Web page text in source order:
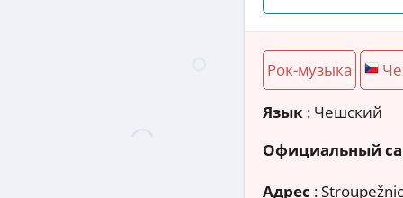
Рок-музыка
Язык : Чешский
Официальный
Адрес :